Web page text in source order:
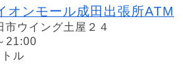
オンモール成田出張所ATM
市ウイング土屋２４
21:00
ル